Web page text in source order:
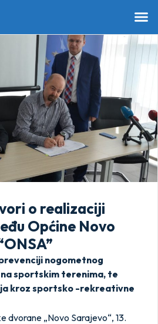
o realizaciji
Općine Novo
nogometnog
sportskim terenima, te
kroz sportsko -rekreativne
dvorane „Novo Sarajevo“, 13.